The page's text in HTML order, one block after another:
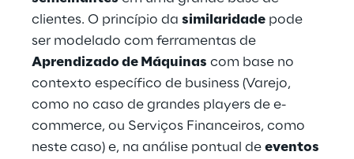
clientes. O princípio da similaridade pode
ser modelado com ferramentas de
Aprendizado de Máquinas com base no
contexto específico de business (Varejo,
como no caso de grandes players de e-
commerce, ou Serviços Financeiros, como
neste caso) e, na análise pontual de eventos